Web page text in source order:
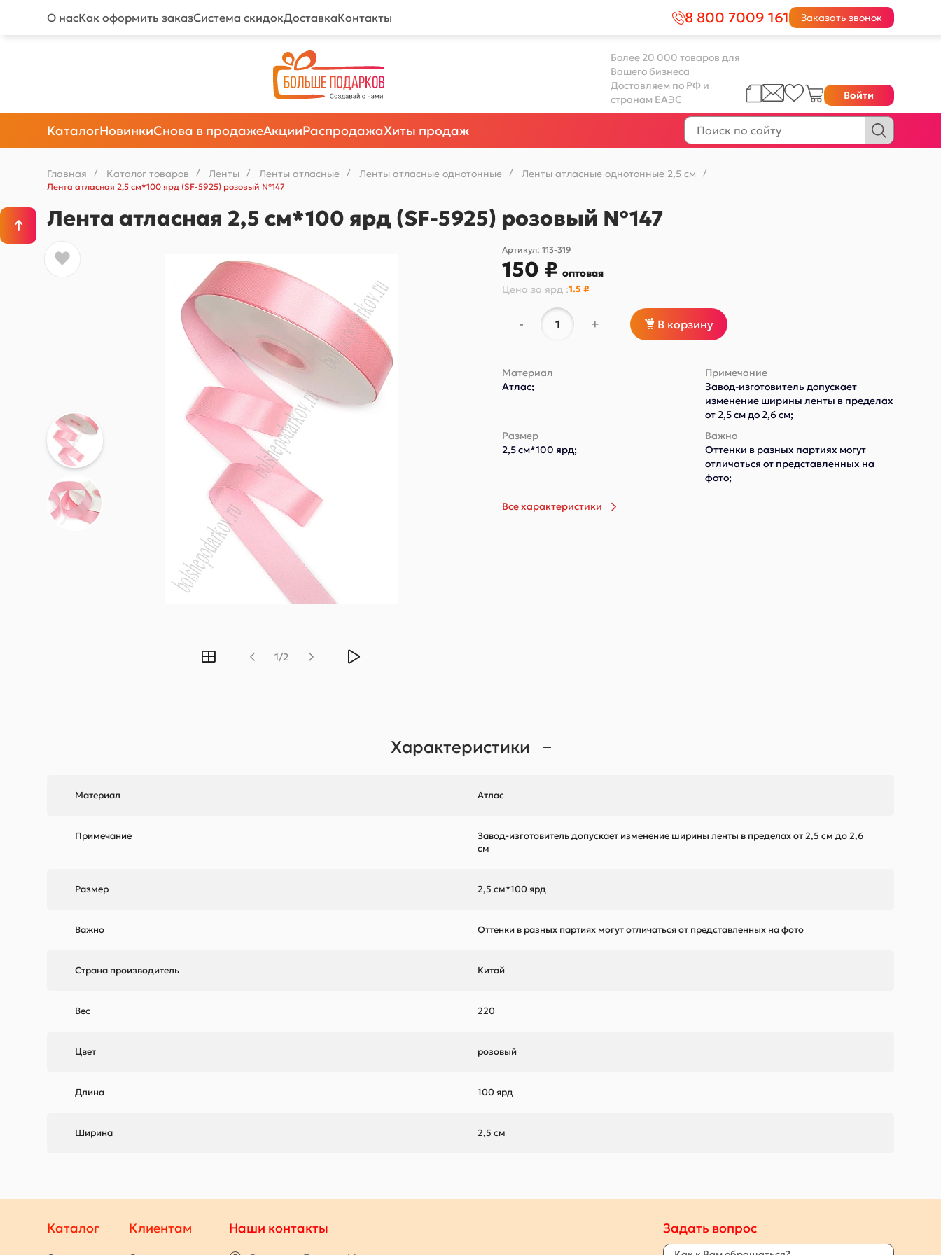
О насКак оформить заказСистема скидокДоставкаКонтакты 8 800 7009 161 Заказать звонок
Более 20 000 товаров для
Вашего бизнеса
Доставляем по РФ и
странам ЕАЭС
Войти
КаталогНовинкиСнова в продажеАкцииРаспродажаХиты продаж
Главная / Каталог товаров / Ленты / Ленты атласные / Ленты атласные однотонные / Ленты атласные однотонные 2,5 см
/
Лента атласная 2,5 см*100 ярд (SF-5925) розовый №147
Лента атласная 2,5 см*100 ярд (SF-5925) розовый №147
1/2
Артикул:113-319
150 ₽оптовая
Цена за ярд :1.5 ₽
- + В корзину
Материал
Атлас;
Примечание
Завод-изготовитель допускает
изменение ширины ленты в пределах
от 2,5 см до 2,6 см;
Размер
2,5 см*100 ярд;
Важно
Оттенки в разных партиях могут
отличаться от представленных на
фото;
Все характеристики
Характеристики
Материал Атлас
Примечание
Завод-изготовитель допускает изменение ширины ленты в пределах от 2,5 см до 2,6
см
Размер 2,5 см*100 ярд
Важно Оттенки в разных партиях могут отличаться от представленных на фото
Страна производитель Китай
Вес 220
Цвет розовый
Длина 100 ярд
Ширина 2,5 см
Каталог Клиентам Наши контакты Задать вопрос